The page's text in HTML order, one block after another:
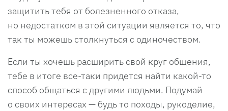
защитить тебя от болезненного отказа,
но недостатком в этой ситуации является то, что
так ты можешь столкнуться с одиночеством.
Если ты хочешь расширить свой круг общения,
тебе в итоге все-таки придется найти какой-то
способ общаться с другими людьми. Подумай
о своих интересах — будь то походы, рукоделие,